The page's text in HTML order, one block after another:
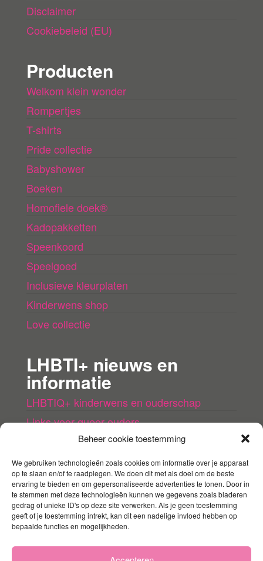
Beheer cookie toestemming
We gebruiken technologieën zoals cookies om informatie over je apparaat
op te slaan en/of te raadplegen. We doen dit met als doel om de beste
ervaring te bieden en om gepersonaliseerde advertenties te tonen. Door in
te stemmen met deze technologieën kunnen we gegevens zoals bladeren
gedrag of unieke ID's op deze site verwerken. Als je geen toestemming
geeft of je toestemming intrekt, kan dit een nadelige invloed hebben op
bepaalde functies en mogelijkheden.
Disclaimer
Cookiebeleid (EU)
Producten
Welkom klein wonder
Rompertjes
T-shirts
Pride collectie
Babyshower
Boeken
Homofiele doek®
Kadopakketten
Speenkoord
Speelgoed
Inclusieve kleurplaten
Kinderwens shop
Love collectie
LHBTI+ nieuws en
informatie
LHBTIQ+ kinderwens en ouderschap
Links voor queer ouders
LHBTI+ (kinder)boeken
Queer agenda
Mijn account
Contact